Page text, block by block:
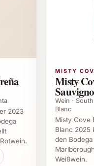
Verschenken
oder zum Apéro
Familiar Pedro
Ihre Liebsten mit
eignet sich
persönlicher Note.
Abschluss eines
2023
MISTY
Misty
Wein ·
Blanc
Misty Cove
Blanc 2025
den
Weißwein.